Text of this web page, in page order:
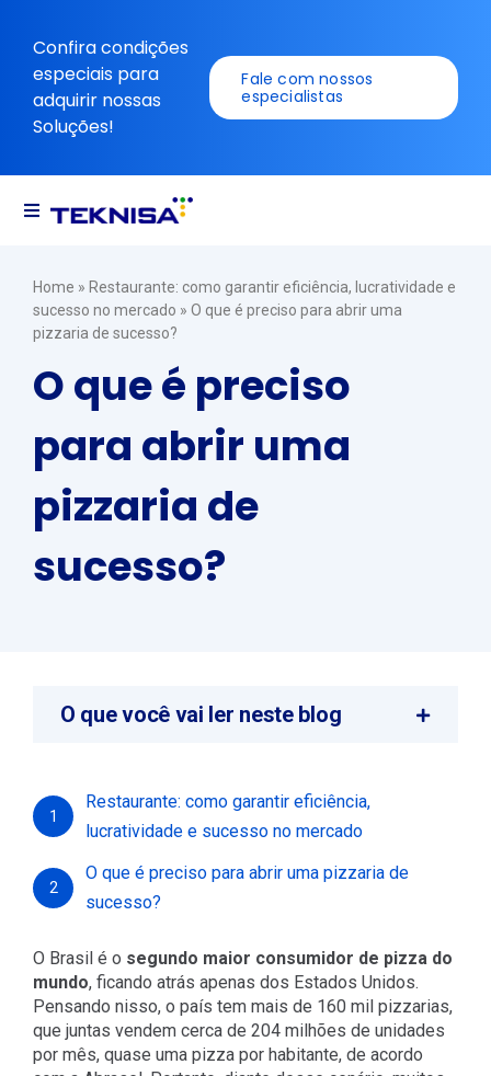
conteúdo
Confira condições
especiais para
adquirir nossas
Soluções!
Fale com nossos
especialistas
Navegação
Recursos
Home » Restaurante: como garantir eficiência, lucratividade e
sucesso no mercado » O que é preciso para abrir uma
pizzaria de sucesso?
O que é preciso
para abrir uma
pizzaria de
sucesso?
O Brasil é o segundo maior consumidor de pizza do
mundo, ficando atrás apenas dos Estados Unidos.
Pensando nisso, o país tem mais de 160 mil pizzarias,
que juntas vendem cerca de 204 milhões de unidades
por mês, quase uma pizza por habitante, de acordo
O que você vai ler neste blog
1
Restaurante: como garantir eficiência,
lucratividade e sucesso no mercado
2
O que é preciso para abrir uma pizzaria de
sucesso?